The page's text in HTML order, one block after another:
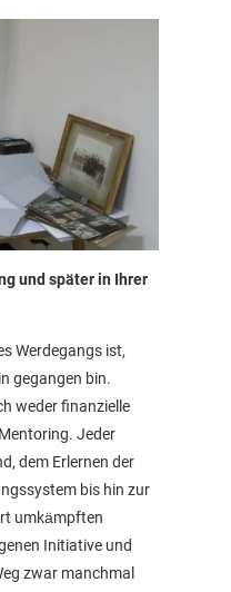
und später in Ihrer
Werdegangs ist,
gegangen bin.
weder finanzielle
Jeder
dem Erlernen der
bis hin zur
umkämpften
Initiative und
zwar manchmal